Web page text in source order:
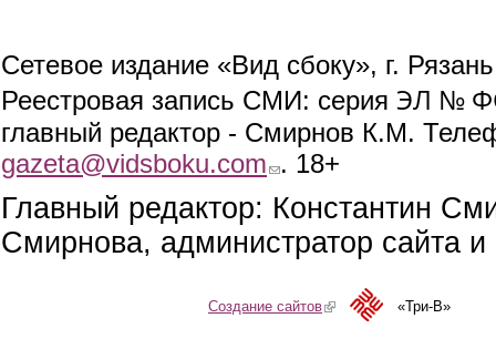
Сетевое издание «Вид сбоку», г.
Реестровая запись СМИ: серия ЭЛ №
главный редактор - Смирнов К.М.
gazeta@vidsboku.com (link sends e-mail)
. 18+
Главный редактор: Константин
Смирнова, администратор сайта
Создание сайтов(link is external)«Три-В»